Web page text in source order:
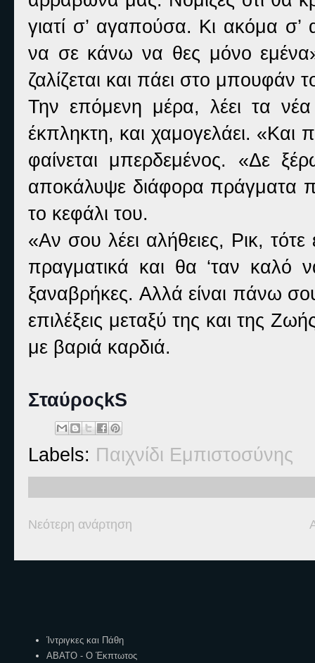
γιατί σ’ αγαπούσα. Κι ακόμα
να σε κάνω να θες μόνο
ζαλίζεται και πάει στο μπουφάν
Την επόμενη μέρα, λέει τα
έκπληκτη, και χαμογελάει.
φαίνεται μπερδεμένος. «Δε
αποκάλυψε διάφορα πράγματα
το κεφάλι του.
«Αν σου λέει αλήθειες, Ρικ,
πραγματικά και θα ‘ταν καλό
ξαναβρήκες. Αλλά είναι πάνω
επιλέξεις μεταξύ της και της
με βαριά καρδιά.
ΣταύροςkS
Labels: Παιχνίδι Εμπιστοσύνης
Νεότερη ανάρτηση
Ίντριγκες και Πάθη
ΑΒΑΤΟ - Ο Έκπτωτος